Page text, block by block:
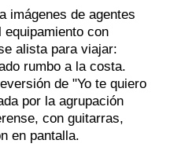
imágenes de agentes
con
alista para viajar:
rumbo a la costa.
de "Yo te quiero
por la agrupación
con guitarras,
en pantalla.